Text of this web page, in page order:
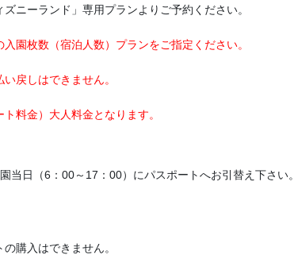
ニーランド」専用プランよりご予約ください。
園枚数（宿泊人数）プランをご指定ください。
戻しはできません。
料金）大人料金となります。
日（6：00～17：00）にパスポートへお引替え下さい。
購入はできません。